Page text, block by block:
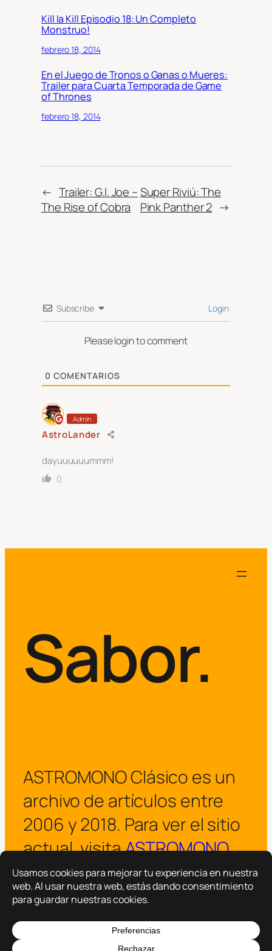
Kill la Kill Episodio 18: Un Completo
Monstruo!
febrero 18, 2014
En el Juego de Tronos o Ganas o Mueres:
Trailer para Cuarta Temporada de Game
of Thrones
febrero 18, 2014
← Trailer: G.I. Joe –
The Rise of Cobra
Super Riviú: The
Pink Panther 2 →
Subscribe Login
Please login to comment
0 COMENTARIOS
Admin
AstroLander
dayuuuuuummm!
0
Sabor.
ASTROMONO Clásico es un
archivo de artículos entre
2006 y 2018. Para ver el sitio
actual, visitaASTROMONO.
¡Visitar ASTROMONO ya!
Copyright © 2025 –ASTROMONO Hazlo por familia.